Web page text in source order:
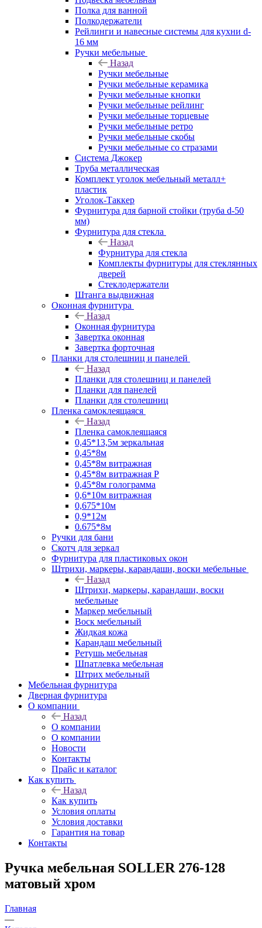
Полка для ванной
Полкодержатели
Рейлинги и навесные системы для кухни d-
16 мм
Ручки мебельные
Назад
Ручки мебельные
Ручки мебельные керамика
Ручки мебельные кнопки
Ручки мебельные рейлинг
Ручки мебельные торцевые
Ручки мебельные ретро
Ручки мебельные скобы
Ручки мебельные со стразами
Система Джокер
Труба металлическая
Комплект уголок мебельный металл+
пластик
Уголок-Таккер
Фурнитура для барной стойки (труба d-50
мм)
Фурнитура для стекла
Назад
Фурнитура для стекла
Комплекты фурнитуры для стеклянных
дверей
Стеклодержатели
Штанга выдвижная
Оконная фурнитура
Назад
Оконная фурнитура
Завертка оконная
Завертка форточная
Планки для столешниц и панелей
Назад
Планки для столешниц и панелей
Планки для панелей
Планки для столешниц
Пленка самоклеящаяся
Назад
Пленка самоклеящаяся
0,45*13,5м зеркальная
0,45*8м
0,45*8м витражная
0,45*8м витражная Р
0,45*8м голограмма
0,6*10м витражная
0,675*10м
0,9*12м
0.675*8м
Ручки для бани
Скотч для зеркал
Фурнитура для пластиковых окон
Штрихи, маркеры, карандаши, воски мебельные
Назад
Штрихи, маркеры, карандаши, воски
мебельные
Маркер мебельный
Воск мебельный
Жидкая кожа
Карандаш мебельный
Ретушь мебельная
Шпатлевка мебельная
Штрих мебельный
Мебельная фурнитура
Дверная фурнитура
О компании
Назад
О компании
О компании
Новости
Контакты
Прайс и каталог
Как купить
Назад
Как купить
Условия оплаты
Условия доставки
Гарантия на товар
Контакты
Ручка мебельная SOLLER 276-128
матовый хром
Главная
—